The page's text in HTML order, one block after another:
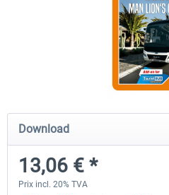
8,02 € *
Download
13,06 € *
Prix incl. 20% TVA